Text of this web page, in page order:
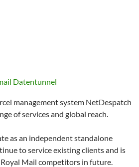
management system NetDespatch
of services and global reach.
as an independent standalone
to service existing clients and is
Mail competitors in future.